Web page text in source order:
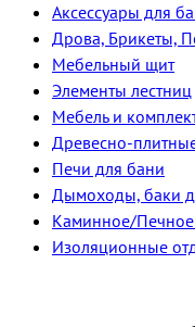
Аксессуары для
Дрова, Брикеты,
Мебельный щит
Элементы лестниц
Мебель и
Древесно-
Печи для бани
Дымоходы, баки
Каминное/Печное
Изоляционные